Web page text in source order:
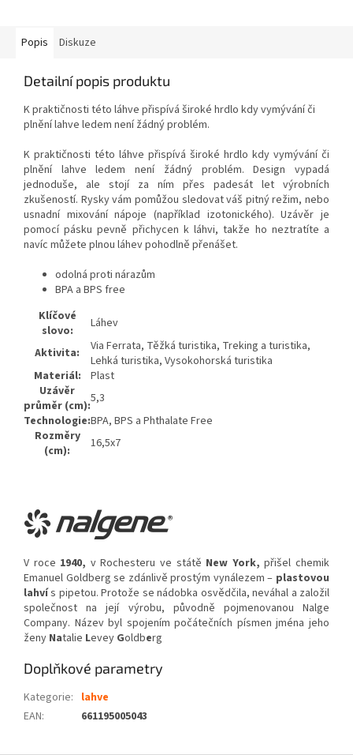
Popis Diskuze
Detailní popis produktu
K praktičnosti této láhve přispívá široké hrdlo kdy vymývání či
plnění lahve ledem není žádný problém.
K praktičnosti této láhve přispívá široké hrdlo kdy vymývání či
plnění lahve ledem není žádný problém. Design vypadá
jednoduše, ale stojí za ním přes padesát let výrobních
zkušeností. Rysky vám pomůžou sledovat váš pitný režim, nebo
usnadní mixování nápoje (například izotonického). Uzávěr je
pomocí pásku pevně přichycen k láhvi, takže ho neztratíte a
navíc můžete plnou láhev pohodlně přenášet.
odolná proti nárazům
BPA a BPS free
Klíčové
slovo:
Láhev
Aktivita:
Via Ferrata, Těžká turistika, Treking a turistika,
Lehká turistika, Vysokohorská turistika
Materiál:
Plast
Uzávěr
průměr (cm):5,3
Technologie:BPA, BPS a Phthalate Free
Rozměry
(cm):
16,5x7
V roce 1940, v Rochesteru ve státě New York, přišel chemik
Emanuel Goldberg se zdánlivě prostým vynálezem – plastovou
lahvís pipetou. Protože se nádobka osvědčila, neváhal a založil
společnost na její výrobu, původně pojmenovanou Nalge
Company. Název byl spojením počátečních písmen jména jeho
ženy Natalie Levey Goldberg
Doplňkové parametry
Kategorie: lahve
EAN: 661195005043